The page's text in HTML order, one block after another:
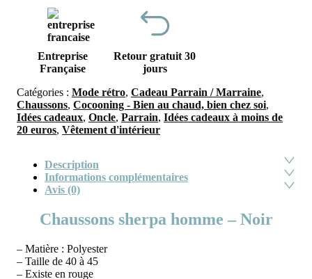
Entreprise
Française
Retour gratuit 30
jours
Catégories : Mode rétro, Cadeau Parrain / Marraine,
Chaussons, Cocooning - Bien au chaud, bien chez soi,
Idées cadeaux, Oncle, Parrain, Idées cadeaux à moins de
20 euros, Vêtement d'intérieur
Description
Informations complémentaires
Avis (0)
Chaussons sherpa homme – Noir
– Matière : Polyester
– Taille de 40 à 45
– Existe en rouge